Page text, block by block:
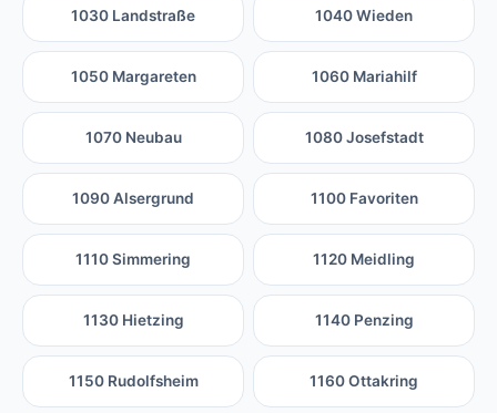
1030 Landstraße 1040 Wieden
1050 Margareten 1060 Mariahilf
1070 Neubau 1080 Josefstadt
1090 Alsergrund 1100 Favoriten
1110 Simmering 1120 Meidling
1130 Hietzing 1140 Penzing
1150 Rudolfsheim 1160 Ottakring